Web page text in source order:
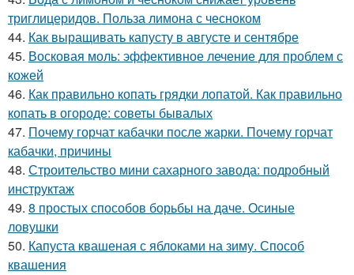
триглицеридов. Польза лимона с чесноком
44. Как выращивать капусту в августе и сентябре
45. Восковая моль: эффективное лечение для проблем с
кожей
46. Как правильно копать грядки лопатой. Как правильно
копать в огороде: советы бывалых
47. Почему горчат кабачки после жарки. Почему горчат
кабачки, причины
48. Строительство мини сахарного завода: подробный
инструктаж
49. 8 простых способов борьбы на даче. Осиные
ловушки
50. Капуста квашеная с яблоками на зиму. Способ
квашения